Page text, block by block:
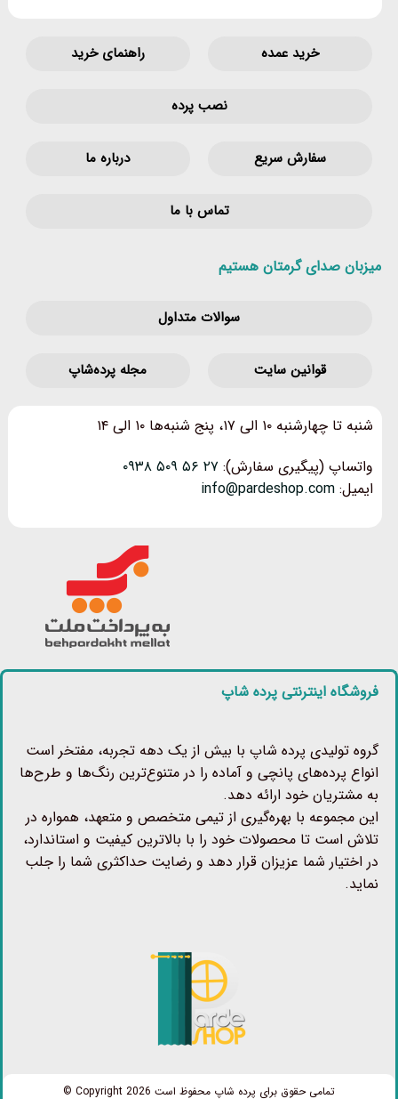
خرید عمده راهنمای خرید
نصب پرده
سفارش سریع درباره ما
تماس با ما
میزبان صدای گرمتان هستیم
سوالات متداول
قوانین‌ سایت مجله پرده‌شاپ
شنبه تا چهارشنبه ۱۰ الی ۱۷، پنج شنبه‌ها ۱۰ الی ۱۴
واتساپ (پیگیری سفارش): ۲۷ ۵۶ ۵۰۹ ۰۹۳۸
ایمیل: info@pardeshop.com
فروشگاه اینترنتی پرده شاپ
گروه تولیدی پرده شاپ با بیش از یک دهه تجربه، مفتخر است
انواع پرده‌های پانچی و آماده را در متنوع‌ترین رنگ‌ها و طرح‌ها
به مشتریان خود ارائه دهد.
این مجموعه با بهره‌گیری از تیمی متخصص و متعهد، همواره در
تلاش است تا محصولات خود را با بالاترین کیفیت و استاندارد،
در اختیار شما عزیزان قرار دهد و رضایت حداکثری شما را جلب
نماید.
تمامی حقوق برای پرده شاپ محفوظ است Copyright 2026 ©